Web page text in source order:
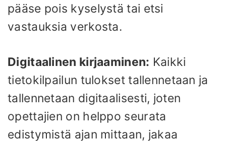
pääse pois kyselystä tai etsi
vastauksia verkosta.
Digitaalinen kirjaaminen: Kaikki
tietokilpailun tulokset tallennetaan ja
tallennetaan digitaalisesti, joten
opettajien on helppo seurata
edistymistä ajan mittaan, jakaa